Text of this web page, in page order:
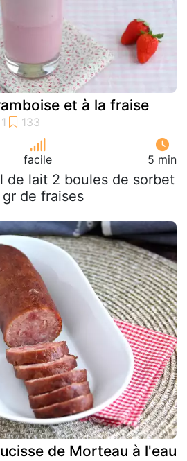
et à la fraise
facile 5 min
de lait 2 boules de sorbet
de fraises
de Morteau à l'eau